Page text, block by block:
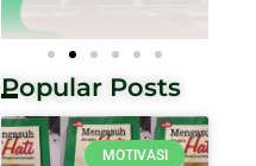
Popular Posts
MOTIVASI